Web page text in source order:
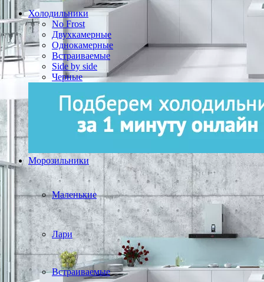
Холодильники
No Frost
Двухкамерные
Однокамерные
Встраиваемые
Side by side
Черные
Морозильники
Маленькие
Лари
Встраиваемые